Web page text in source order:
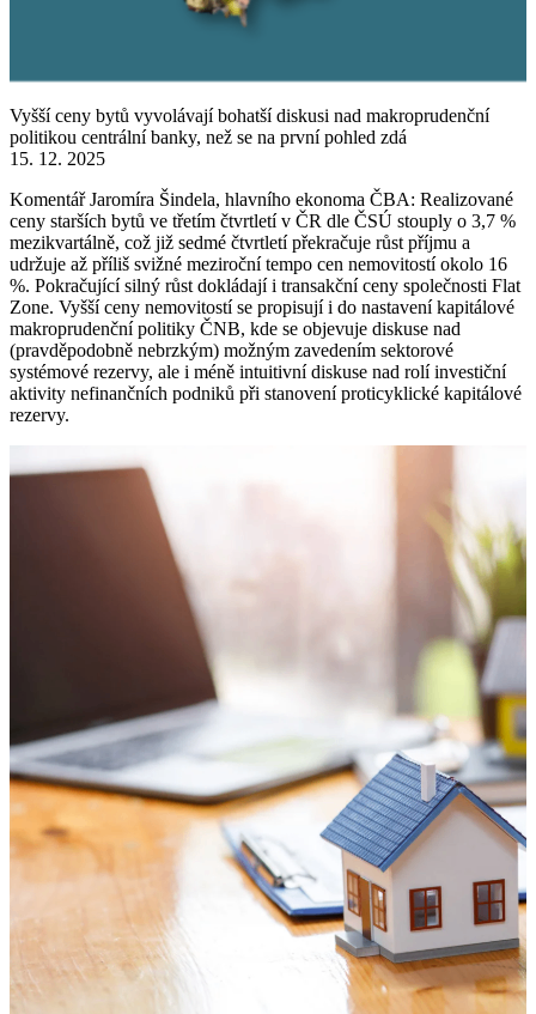
Vyšší ceny bytů vyvolávají bohatší diskusi nad makroprudenční
politikou centrální banky, než se na první pohled zdá
15. 12. 2025
Komentář Jaromíra Šindela, hlavního ekonoma ČBA: Realizované
ceny starších bytů ve třetím čtvrtletí v ČR dle ČSÚ stouply o 3,7 %
mezikvartálně, což již sedmé čtvrtletí překračuje růst příjmu a
udržuje až příliš svižné meziroční tempo cen nemovitostí okolo 16
%. Pokračující silný růst dokládají i transakční ceny společnosti Flat
Zone. Vyšší ceny nemovitostí se propisují i do nastavení kapitálové
makroprudenční politiky ČNB, kde se objevuje diskuse nad
(pravděpodobně nebrzkým) možným zavedením sektorové
systémové rezervy, ale i méně intuitivní diskuse nad rolí investiční
aktivity nefinančních podniků při stanovení proticyklické kapitálové
rezervy.